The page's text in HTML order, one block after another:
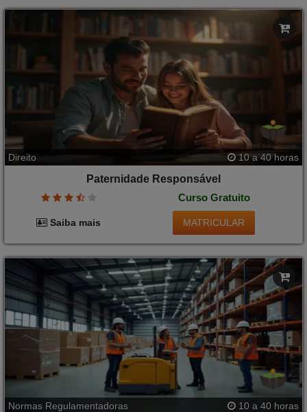
Direito 10 a 40 horas
Paternidade Responsável
Curso Gratuito
Saiba mais MATRICULAR
Normas Regulamentadoras 10 a 40 horas